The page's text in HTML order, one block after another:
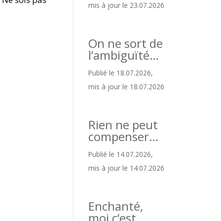
mis à jour le 23.07.2026
On ne sort de
l’ambiguïté…
Publié le 18.07.2026,
mis à jour le 18.07.2026
Rien ne peut
compenser…
Publié le 14.07.2026,
mis à jour le 14.07.2026
Enchanté,